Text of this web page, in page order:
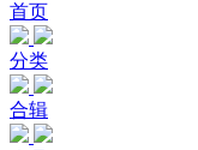
首页
分类
合辑